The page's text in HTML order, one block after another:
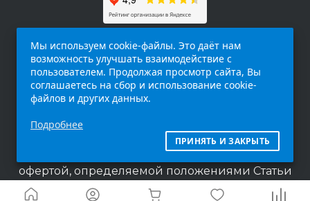
интернет-сайт (
исключительно информационный характер и
ни при каких условиях не является публичной
офертой, определяемой положениями Статьи
437 п.2 Гражданского кодекса Российской
Мы используем cookie-файлы. Это даёт нам
возможность улучшать взаимодействие с
пользователем. Продолжая просмотр сайта, Вы
соглашаетесь на сбор и использование cookie-
файлов и других данных.
Подробнее
ПРИНЯТЬ И ЗАКРЫТЬ